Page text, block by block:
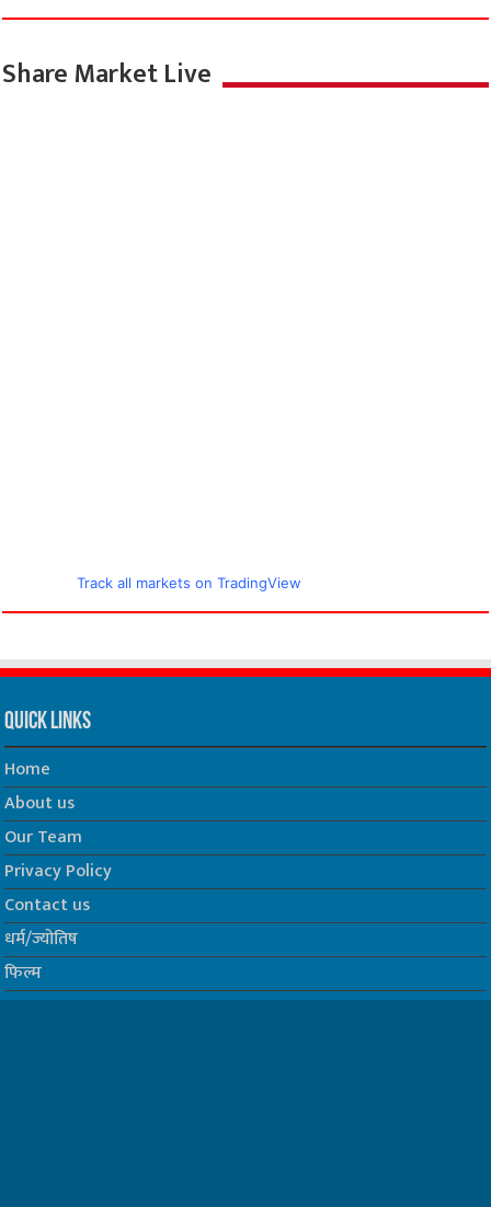
Share Market Live
Track all markets on TradingView
Quick Links
Home
About us
Our Team
Privacy Policy
Contact us
धर्म/ज्योतिष
फिल्म